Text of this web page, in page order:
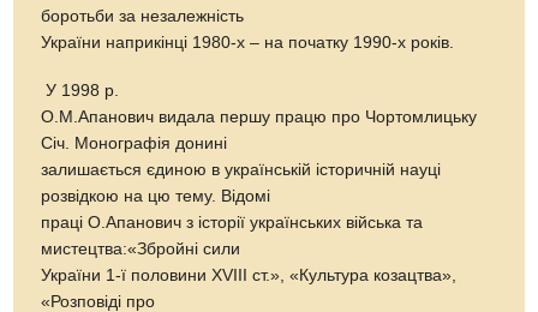
боротьби за незалежність
України наприкінці 1980-х – на початку 1990-х років.
У 1998 р.
О.М.Апанович видала першу працю про Чортомлицьку
Січ. Монографія донині
залишається єдиною в українській історичній науці
розвідкою на цю тему. Відомі
праці О.Апанович з історії українських війська та
мистецтва:«Збройні сили
України 1-ї половини XVIII ст.», «Культура козацтва»,
«Розповіді про